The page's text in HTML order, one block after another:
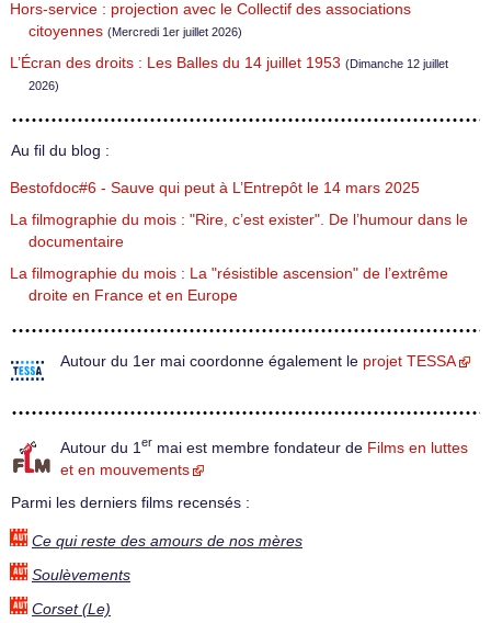
Hors-service : projection avec le Collectif des associations
citoyennes (Mercredi 1er juillet 2026)
L’Écran des droits : Les Balles du 14 juillet 1953 (Dimanche 12 juillet
2026)
Au fil du blog :
Bestofdoc#6 - Sauve qui peut à L’Entrepôt le 14 mars 2025
La filmographie du mois : "Rire, c’est exister". De l’humour dans le
documentaire
La filmographie du mois : La "résistible ascension" de l’extrême
droite en France et en Europe
Autour du 1er mai coordonne également le projet TESSA
Autour du 1 er mai est membre fondateur de Films en luttes
et en mouvements
Parmi les derniers films recensés :
Ce qui reste des amours de nos mères
Soulèvements
Corset (Le)